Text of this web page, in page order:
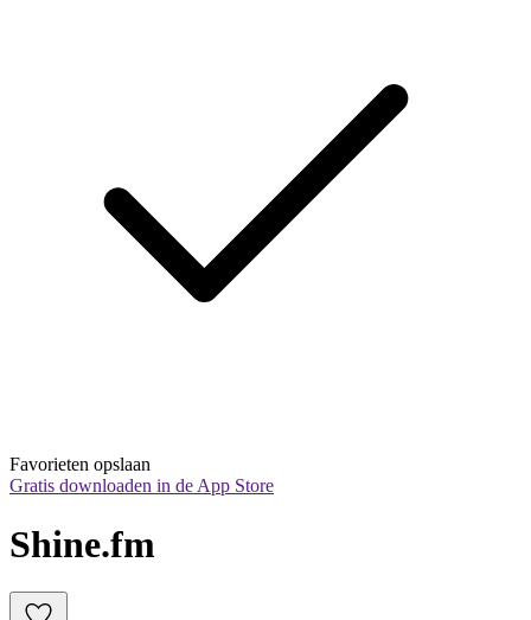
Favorieten opslaan
Gratis downloaden in de App Store
Shine.fm